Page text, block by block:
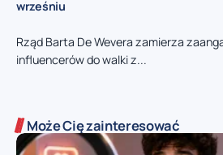
wrześniu
Rząd Barta De Wevera zamierza
influencerów do walki z...
Może Cię zainteresować